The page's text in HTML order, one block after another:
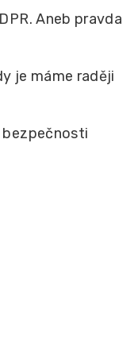
Aneb pravda
je máme raději
bezpečnosti